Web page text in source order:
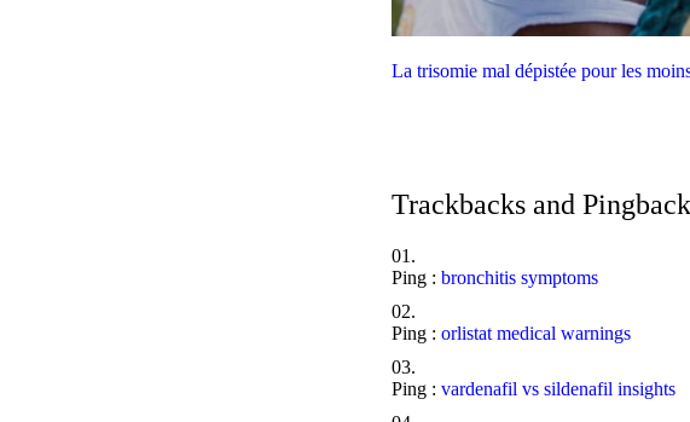
La trisomie mal dépistée pour les
Trackbacks and
Ping :bronchitis symptoms
Ping :orlistat medical warnings
Ping :vardenafil vs sildenafil insights